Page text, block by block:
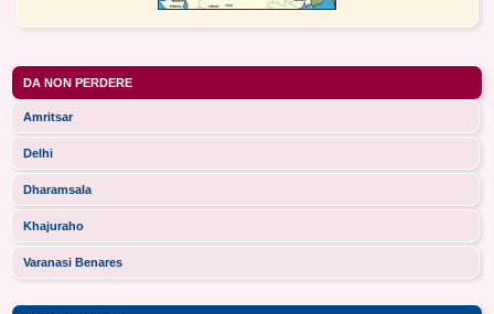
DA NON PERDERE
Amritsar
Delhi
Dharamsala
Khajuraho
Varanasi Benares